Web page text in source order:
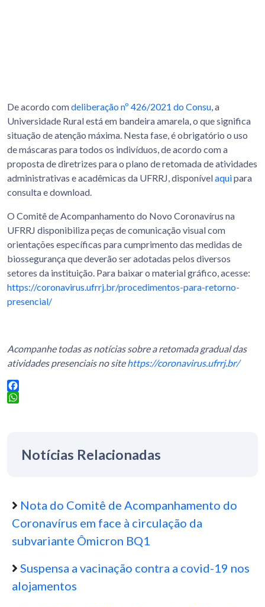
De acordo comdeliberação nº 426/2021 do Consu , a
Universidade Rural está em bandeira amarela, o que significa
situação de atenção máxima. Nesta fase, é obrigatório o uso
de máscaras para todos os indivíduos, de acordo com a
proposta de diretrizes para o plano de retomada de atividades
administrativas e acadêmicas da UFRRJ, disponívelaquipara
consulta e download.
O Comitê de Acompanhamento do Novo Coronavírus na
UFRRJ disponibiliza peças de comunicação visual com
orientações específicas para cumprimento das medidas de
biossegurança que deverão ser adotadas pelos diversos
setores da instituição. Para baixar o material gráfico, acesse:
https://coronavirus.ufrrj.br/procedimentos-para-retorno-
presencial/
Acompanhe todas as notícias sobre a retomada gradual das
atividades presenciais no sitehttps://coronavirus.ufrrj.br/
Facebook
Notícias Relacionadas
Nota do Comitê de Acompanhamento do
Coronavírus em face à circulação da
subvariante Ômicron BQ1
Suspensa a vacinação contra a covid-19 nos
alojamentos